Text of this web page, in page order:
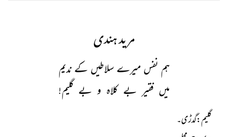
مرید ہندی
ہم نفس میرے سلاطیں کے ندیم
میں فقیر بے کلاہ و بے گلیم!